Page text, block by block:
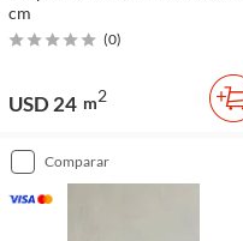
cm
(0)
USD 24 m2
comparar